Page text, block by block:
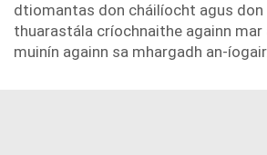
dtiomantas don cháilíocht agus don
thuarastála críochnaithe againn mar
muinín againn sa mhargadh an-